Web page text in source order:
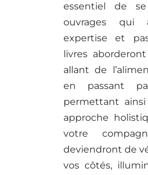
essentiel de
ouvrages qui
expertise et
livres
allant de
en passant
permettant
approche
votre
deviendront de
vos côtés,